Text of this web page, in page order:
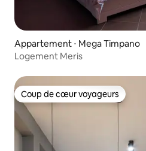
Appartement ⋅ Mega Timpano
Logement Meris
Coup de cœur voyageurs
Coup de cœur voyageurs